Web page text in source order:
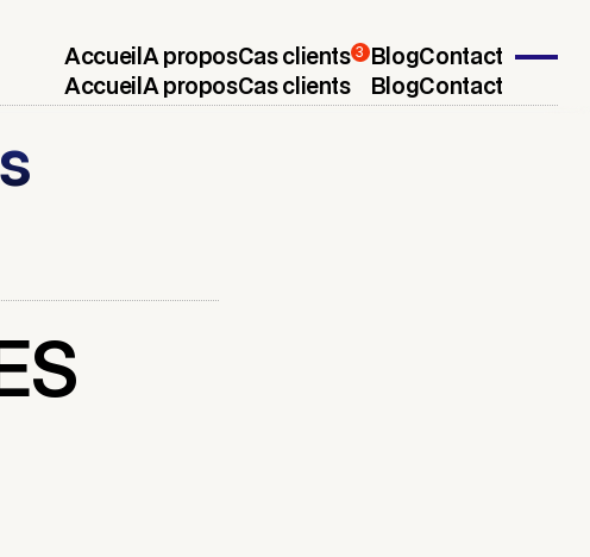
Accueil
Accueil
A propos
A propos
Cas clients
Cas clients
3 Blog
Blog
Contact
Contact